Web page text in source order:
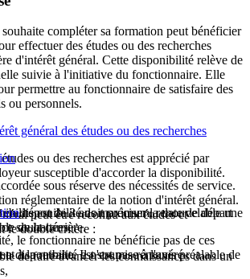
compléter sa formation peut bénéficier
effectuer des études ou des recherches
d'intérêt général. Cette disponibilité relève de
suivie à l'initiative du fonctionnaire. Elle
permettre au fonctionnaire de satisfaire des
ou personnels.
général des études ou des recherches
ou des recherches est apprécié par
susceptible d'accorder la disponibilité.
réglementaire de la notion d'intérêt général.
peut être reconnu aux études et
le double critère :
de faire avancer les connaissances dans un
sous réserve des nécessités de service.
en disponibilité doit préciser la date de départ
souhaitées.
disponibilité est soumise à l'avis préalable de
est de 3 ans maximum, renouvelable une
de la carrière.
le fonctionnaire ne bénéficie pas de ces
et à la retraite. Il n'est pas rémunéré.